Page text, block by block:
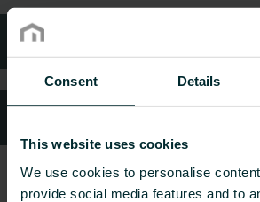
Consent Details
This website uses cookies
We use cookies to personalise
provide social media features and to
Gwarancja i reklamacje